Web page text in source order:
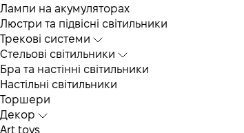
Лампи на акумуляторах
Люстри та підвісні світильники
Трекові системи
Cтельові світильники
Бра та настінні світильники
Настільні світильники
Торшери
Декор
Art toys